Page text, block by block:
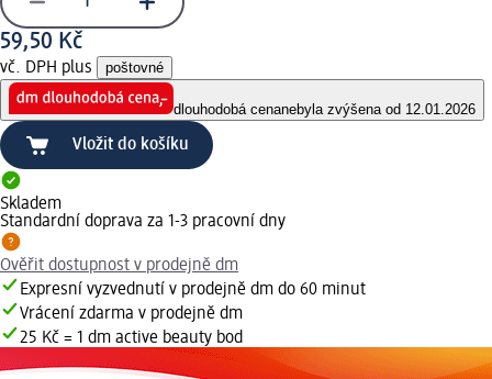
59,50 Kč
vč. DPH plus poštovné
dlouhodobá cenanebyla zvýšena od 12.01.2026
Vložit do košíku
Skladem
Standardní doprava za 1-3 pracovní dny
Ověřit dostupnost v prodejně dm
Expresní vyzvednutí v prodejně dm do 60 minut
Vrácení zdarma v prodejně dm
25 Kč = 1 dm active beauty bod